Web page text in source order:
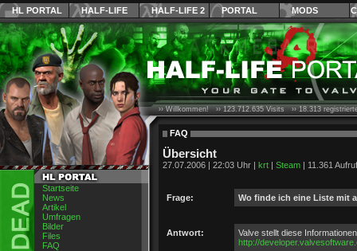
HL PORTAL HALF-LIFE HALF-LIFE 2 PORTAL MODS
Startseite
News
Artikel
Umfragen
Bilder
Files
FAQ
›› Willkommen! ››123.712.635Visits ››18.313
FAQ
Übersicht
27.07.2006 | 22:03 Uhr | krt | Steam | 11.361
Frage: Wo finde ich eine Liste mit
Antwort:
Valve stellt diese
http://